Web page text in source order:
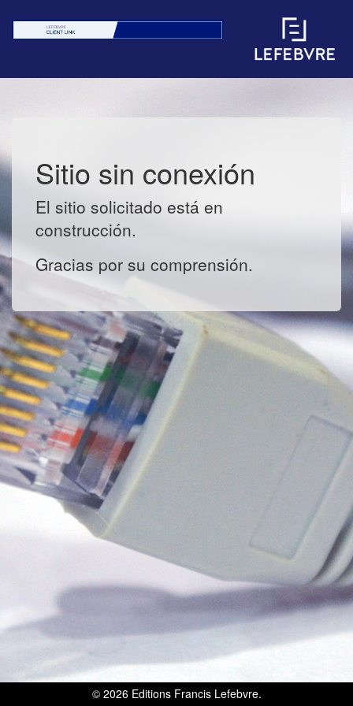
Sitio sin conexión
El sitio solicitado está en
construcción.
Gracias por su comprensión.
© 2026 Editions Francis Lefebvre.